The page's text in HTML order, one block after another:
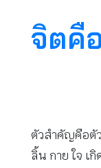
จิตคื
ตัวสำคัญคือตั
ลิ้น กาย ใจ เ